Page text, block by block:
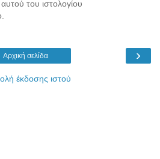
του ιστολογίου
›
Αρχική σελίδα
έκδοσης ιστού